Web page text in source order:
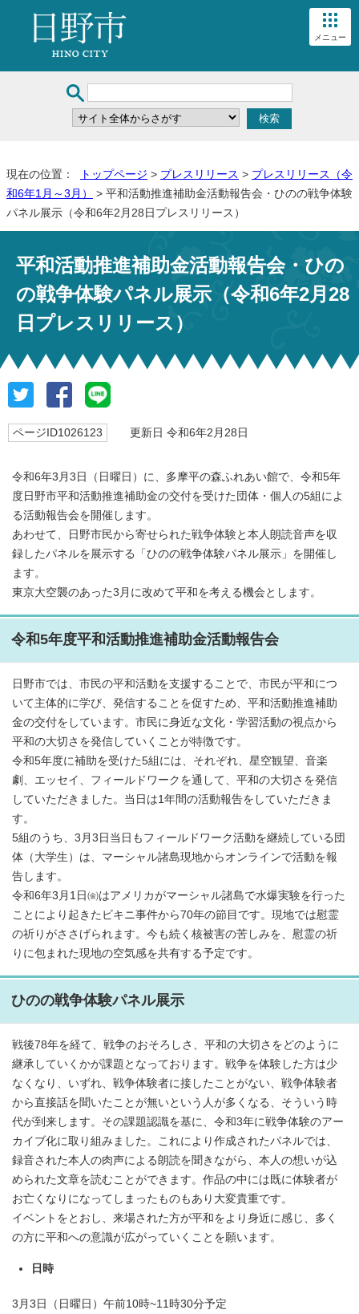
メニュー
現在の位置： トップページ > プレスリリース > プレスリリース（令
和6年1月～3月）
> 平和活動推進補助金活動報告会・ひのの戦争体験
パネル展示（令和6年2月28日プレスリリース）
平和活動推進補助金活動報告会・ひの
の戦争体験パネル展示（令和6年2月28
日プレスリリース）
ページID1026123 更新日 令和6年2月28日
令和6年3月3日（日曜日）に、多摩平の森ふれあい館で、令和5年
度日野市平和活動推進補助金の交付を受けた団体・個人の5組によ
る活動報告会を開催します。
あわせて、日野市民から寄せられた戦争体験と本人朗読音声を収
録したパネルを展示する「ひのの戦争体験パネル展示」を開催し
ます。
東京大空襲のあった3月に改めて平和を考える機会とします。
令和5年度平和活動推進補助金活動報告会
日野市では、市民の平和活動を支援することで、市民が平和につ
いて主体的に学び、発信することを促すため、平和活動推進補助
金の交付をしています。市民に身近な文化・学習活動の視点から
平和の大切さを発信していくことが特徴です。
令和5年度に補助を受けた5組には、それぞれ、星空観望、音楽
劇、エッセイ、フィールドワークを通して、平和の大切さを発信
していただきました。当日は1年間の活動報告をしていただきま
す。
5組のうち、3月3日当日もフィールドワーク活動を継続している団
体（大学生）は、マーシャル諸島現地からオンラインで活動を報
告します。
令和6年3月1日㈮はアメリカがマーシャル諸島で水爆実験を行った
ことにより起きたビキニ事件から70年の節目です。現地では慰霊
の祈りがささげられます。今も続く核被害の苦しみを、慰霊の祈
りに包まれた現地の空気感を共有する予定です。
ひのの戦争体験パネル展示
戦後78年を経て、戦争のおそろしさ、平和の大切さをどのように
継承していくかが課題となっております。戦争を体験した方は少
なくなり、いずれ、戦争体験者に接したことがない、戦争体験者
から直接話を聞いたことが無いという人が多くなる、そういう時
代が到来します。その課題認識を基に、令和3年に戦争体験のアー
カイブ化に取り組みました。これにより作成されたパネルでは、
録音された本人の肉声による朗読を聞きながら、本人の想いが込
められた文章を読むことができます。作品の中には既に体験者が
お亡くなりになってしまったものもあり大変貴重です。
イベントをとおし、来場された方が平和をより身近に感じ、多く
の方に平和への意識が広がっていくことを願います。
日時
3月3日（日曜日）午前10時~11時30分予定